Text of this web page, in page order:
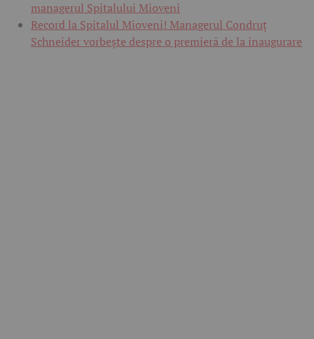
managerul Spitalului Mioveni
Record la Spitalul Mioveni! Managerul Condruț
Schneider vorbește despre o premieră de la inaugurare